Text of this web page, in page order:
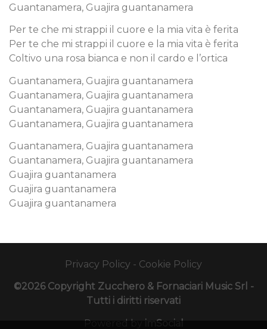
Guantanamera, Guajira guantanamera
Per te che mi strappi il cuore e la mia vita è ferita
Per te che mi strappi il cuore e la mia vita è ferita
Coltivo una rosa bianca e non il cardo e l’ortica
Guantanamera, Guajira guantanamera
Guantanamera, Guajira guantanamera
Guantanamera, Guajira guantanamera
Guantanamera, Guajira guantanamera
Guantanamera, Guajira guantanamera
Guantanamera, Guajira guantanamera
Guajira guantanamera
Guajira guantanamera
Guajira guantanamera
Privacy Policy - Cookie Policy
©2026 Copyright Zucchero & Fornaciari Music Srl -
Tutti i diritti riservati
Powered by imSocial